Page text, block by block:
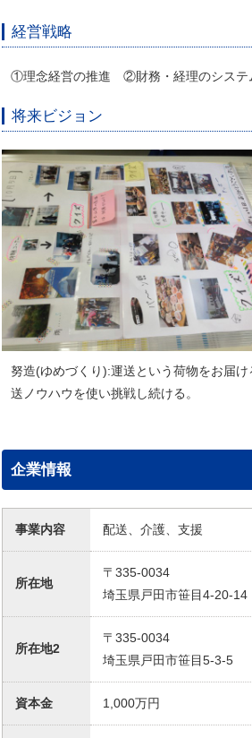
経営戦略
①理念経営の推進 ②財務・経理のシス
将来ビジョン
努造(ゆめづくり):運送という荷物をお届
送ノウハウを使い挑戦し続ける。
企業情報
事業内容 配送、介護、支援
所在地
〒335-0034
埼玉県戸田市笹目4-20-14
所在地2
〒335-0034
埼玉県戸田市笹目5-3-5
資本金 1,000万円